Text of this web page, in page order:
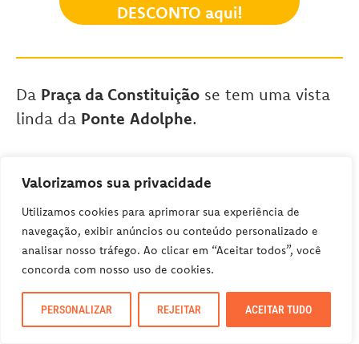
Valorizamos sua privacidade
Utilizamos cookies para aprimorar sua experiência de
navegação, exibir anúncios ou conteúdo personalizado e
analisar nosso tráfego. Ao clicar em “Aceitar todos”, você
concorda com nosso uso de cookies.
PERSONALIZAR REJEITAR ACEITAR TUDO
DESCONTO aqui!
Da Praça da Constituição se tem uma vista
linda da Ponte Adolphe.
PONTE ADOLPHE (PONT ADOLPHE)
Também chamada de Ponte Nova (Nei
Bréck), ela foi construída entre 1900 e 1903,
durante o reinado do Grão-Duque
Adolphe. Nesta época, ela foi a maior
ponte de arco de pedra do mundo.
Inclusive, ainda é uma das maiores pontes